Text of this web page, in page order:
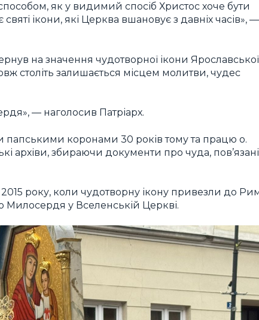
як у видимий спосіб Христос хоче бути
ікони, які Церква вшановує з давніх часів», —
на значення чудотворної ікони Ярославської
століть залишається місцем молитви, чудес
— наголосив Патріарх.
папськими коронами 30 років тому та працю о.
архіви, збираючи документи про чуда, пов’язані
року, коли чудотворну ікону привезли до
Милосердя у Вселенській Церкві.